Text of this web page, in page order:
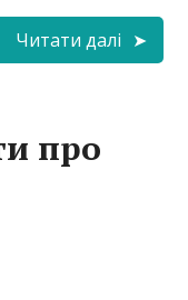
Читати далі
про